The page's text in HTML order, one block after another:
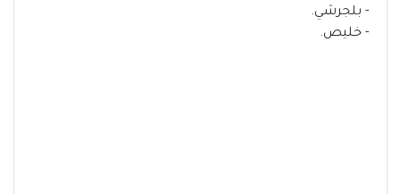
- بلجرشي.
- خليص.